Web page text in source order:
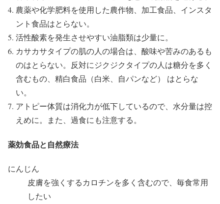
農薬や化学肥料を使用した農作物、加工食品、インスタ
ント食品はとらない。
活性酸素を発生させやすい油脂類は少量に。
カサカサタイプの肌の人の場合は、酸味や苦みのあるも
のはとらない。反対にジクジクタイプの人は糖分を多く
含むもの、精白食品（白米、自パンなど） はとらな
い。
アトピー体質は消化力が低下しているので、水分量は控
えめに。また、過食にも注意する。
薬効食品と自然療法
にんじん
皮膚を強くするカロチンを多く含むので、毎食常用
したい